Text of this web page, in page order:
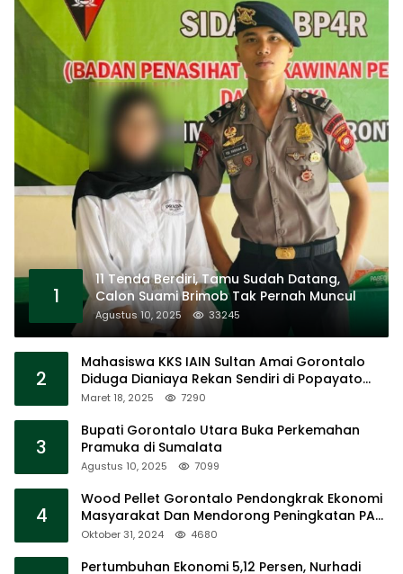
1
11 Tenda Berdiri, Tamu Sudah Datang,
Calon Suami Brimob Tak Pernah Muncul
Agustus 10, 2025 33245
2
Mahasiswa KKS IAIN Sultan Amai Gorontalo
Diduga Dianiaya Rekan Sendiri di Popayato
Barat
Maret 18, 2025 7290
3
Bupati Gorontalo Utara Buka Perkemahan
Pramuka di Sumalata
Agustus 10, 2025 7099
4
Wood Pellet Gorontalo Pendongkrak Ekonomi
Masyarakat Dan Mendorong Peningkatan PAD
Gorontalo
Oktober 31, 2024 4680
Pertumbuhan Ekonomi 5,12 Persen, Nurhadi